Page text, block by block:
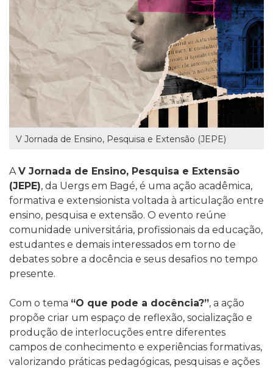
V Jornada de Ensino, Pesquisa e Extensão (JEPE)
AV Jornada de Ensino, Pesquisa e Extensão
(JEPE), da Uergs em Bagé, é uma ação acadêmica,
formativa e extensionista voltada à articulação entre
ensino, pesquisa e extensão. O evento reúne
comunidade universitária, profissionais da educação,
estudantes e demais interessados em torno de
debates sobre a docência e seus desafios no tempo
presente.
Com o tema “O que pode a docência?”, a ação
propõe criar um espaço de reflexão, socialização e
produção de interlocuções entre diferentes
campos de conhecimento e experiências formativas,
valorizando práticas pedagógicas, pesquisas e ações